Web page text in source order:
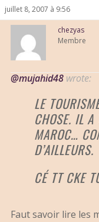
juillet 8, 2007 à 9:56
chezyas
Membre
@mujahid48 wrote:
LE
CHOSE. IL A
MAROC…
D’AILLEURS.
CÉ TT CKE
Faut savoir lire les